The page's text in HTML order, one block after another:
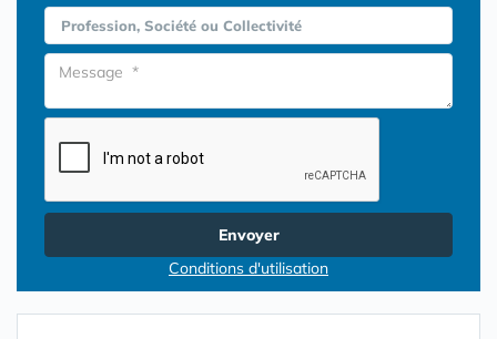
Profession, Société ou Collectivité
Envoyer
Conditions d'utilisation